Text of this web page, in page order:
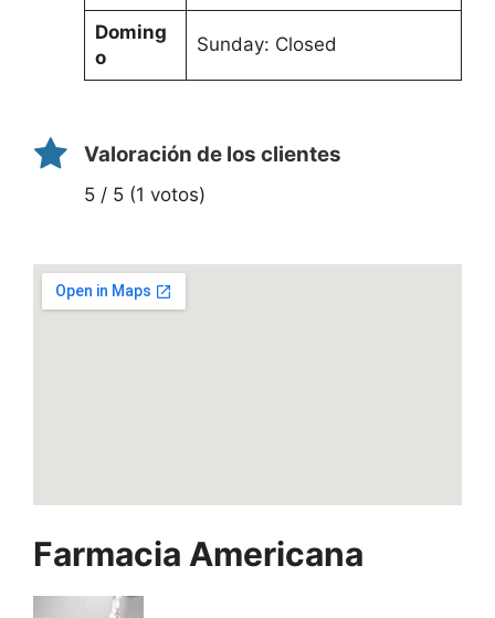
Doming
o
Sunday: Closed
Valoración de los clientes
5 / 5 (1 votos)
Farmacia Americana